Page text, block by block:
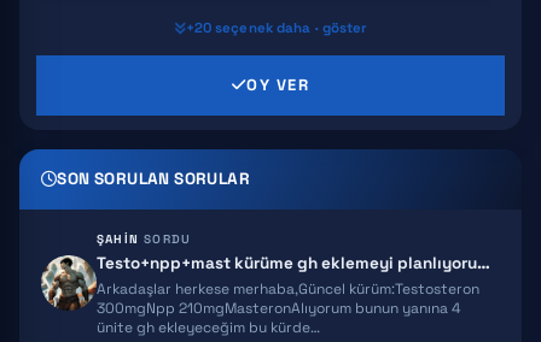
HEXARELIN
SERMORELIN
MOCT-C
IPT 141
+20 seçenek daha · göster
OY VER
SON SORULAN SORULAR
ŞAHIN SORDU
Testo+npp+mast kürüme gh eklemeyi planlıyorum ekstra önerileriniz olur…
Arkadaşlar herkese merhaba,Güncel kürüm:Testosteron
300mgNpp 210mgMasteronAlıyorum bunun yanına 4
ünite gh ekleyeceğim bu kürde…